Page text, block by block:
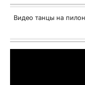
Видео танцы на